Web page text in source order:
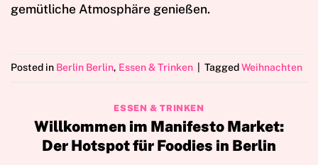
gemütliche Atmosphäre genießen.
Posted in Berlin Berlin, Essen & Trinken TaggedWeihnachten
ESSEN & TRINKEN
Willkommen im Manifesto Market:
Der Hotspot für Foodies in Berlin